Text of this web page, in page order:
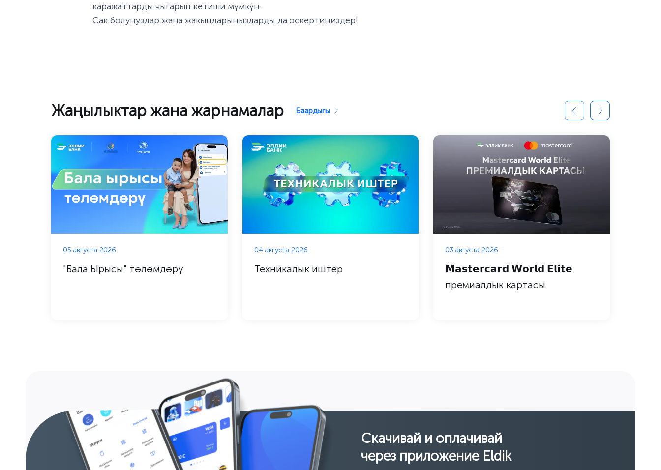
каражаттарды чыгарып кетиши мүмкүн.
Сак болуңуздар жана жакындарыңыздарды да эскертиңиздер!
Жаңылыктар жана жарнамалар Баардыгы
05 августа 2026
"Бала Ырысы" төлөмдөрү
04 августа 2026
Техникалык иштер
03 августа 2026
𝗠𝗮𝘀𝘁𝗲𝗿𝗰𝗮𝗿𝗱 𝗪𝗼𝗿𝗹𝗱 𝗘𝗹𝗶𝘁𝗲
премиалдык картасы
Скачивай и оплачивай
через приложение Eldik